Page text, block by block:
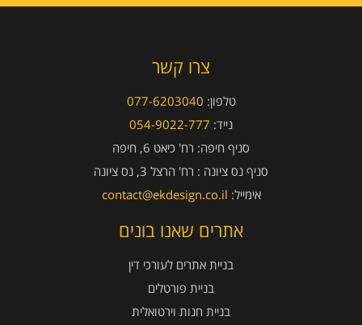
צרו קשר
טלפון: 077-6203040
נייד: 054-9022-777
סניף חיפה: רח' כיאט 6, חיפה
סניף נס ציונה : רח' הרצל 3, נס ציונה
אימייל: contact@ekdesign.co.il
אתרים שאנו בונים
בניית אתרים לעורכי דין
בניית פורטלים
בניית חנות וירטואלית